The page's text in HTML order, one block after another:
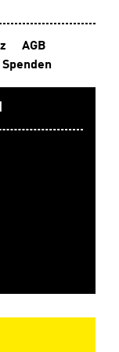
AGB
Spenden